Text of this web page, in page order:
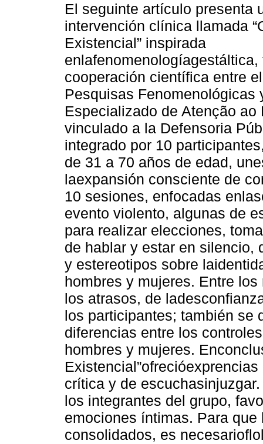
El seguinte artículo presenta
intervención clínica llamada
Existencial” inspirada
enlafenomenologíagestáltica,
cooperación científica entre
Pesquisas Fenomenológicas
Especializado de Atenção ao
vinculado a la Defensoria
integrado por 10
de 31 a 70 años de edad,
laexpansión consciente de
10 sesiones, enfocadas
evento violento, algunas de
para realizar elecciones,
de hablar y estar en silencio,
y estereotipos sobre
hombres y mujeres. Entre
los atrasos, de
los participantes; también se
diferencias entre los
hombres y mujeres.
crítica y de
los integrantes del grupo,
emociones íntimas. Para
consolidados, es